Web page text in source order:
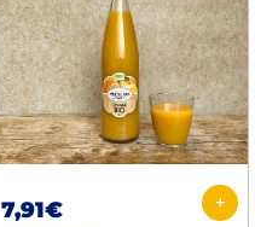
7,91€ +